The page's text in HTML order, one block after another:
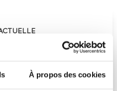
À propos des cookies
(plus haut annuel)